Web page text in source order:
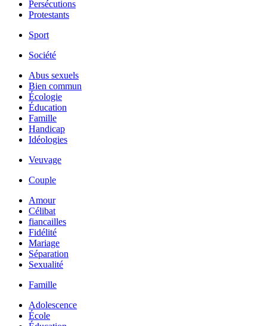
Persécutions
Protestants
Sport
Société
Abus sexuels
Bien commun
Écologie
Éducation
Famille
Handicap
Idéologies
Veuvage
Couple
Amour
Célibat
fiancailles
Fidélité
Mariage
Séparation
Sexualité
Famille
Adolescence
École